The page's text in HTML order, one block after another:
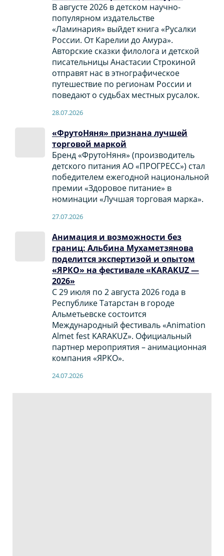
В августе 2026 в детском научно-
популярном издательстве
«Ламинария» выйдет книга «Русалки
России. От Карелии до Амура».
Авторские сказки филолога и детской
писательницы Анастасии Строкиной
отправят нас в этнографическое
путешествие по регионам России и
поведают о судьбах местных русалок.
28.07.2026
«ФрутоНяня» признана лучшей
торговой маркой
Бренд «ФрутоНяня» (производитель
детского питания АО «ПРОГРЕСС») стал
победителем ежегодной национальной
премии «Здоровое питание» в
номинации «Лучшая торговая марка».
27.07.2026
Анимация и возможности без
границ: Альбина Мухаметзянова
поделится экспертизой и опытом
«ЯРКО» на фестивале «KARAKUZ —
2026»
С 29 июля по 2 августа 2026 года в
Республике Татарстан в городе
Альметьевске состоится
Международный фестиваль «Animation
Almet fest KARAKUZ». Официальный
партнер мероприятия – анимационная
компания «ЯРКО».
24.07.2026